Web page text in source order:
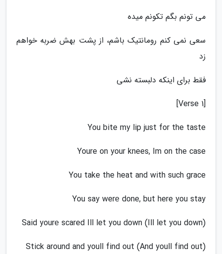
می تونم بگم تکونم میده
سعی نمی کنم رومانتیک باشم، از پشت بهش ضربه خواهم
زد
فقط برای اینکه دلبسته نشی
[Verse 1]
You bite my lip just for the taste
Youre on your knees, Im on the case
You take the heat and with such grace
You say werе done, but here you stay
Said yourе scared Ill let you down (Ill let you down)
Stick around and youll find out (And youll find out)